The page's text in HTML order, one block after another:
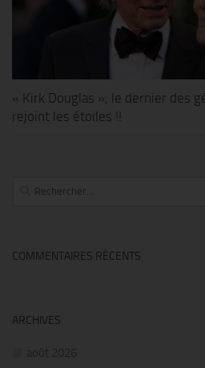
« Kirk Douglas », le dernier des
rejoint les étoiles !!
Rechercher :
COMMENTAIRES RÉCENTS
ARCHIVES
août 2026